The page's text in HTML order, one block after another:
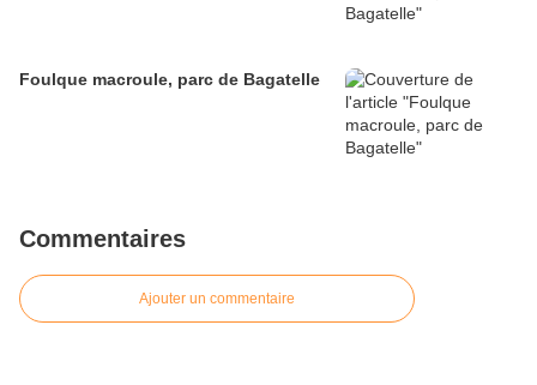
Foulque macroule, parc de Bagatelle
Commentaires
Ajouter un commentaire